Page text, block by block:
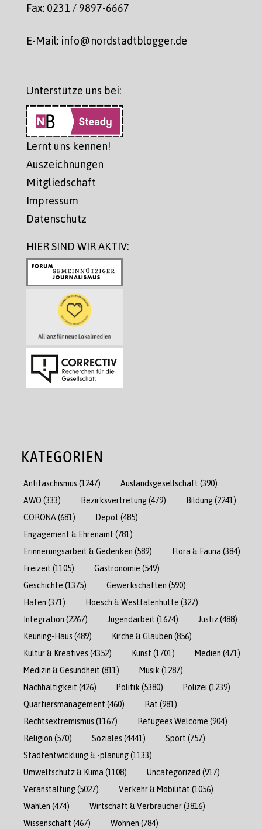
Fax: 0231 / 9897-6667
E-Mail: info@nordstadtblogger.de
Unterstütze uns bei:
Lernt uns kennen!
Auszeichnungen
Mitgliedschaft
Impressum
Datenschutz
HIER SIND WIR AKTIV:
KATEGORIEN
Antifaschismus (1247) Auslandsgesellschaft (390)
AWO (333) Bezirksvertretung(479) Bildung(2241)
CORONA (681) Depot (485)
Engagement & Ehrenamt (781)
Erinnerungsarbeit & Gedenken (589) Flora & Fauna (384)
Freizeit (1105) Gastronomie (549)
Geschichte (1375) Gewerkschaften (590)
Hafen (371) Hoesch & Westfalenhütte (327)
Integration (2267) Jugendarbeit (1674) Justiz(488)
Keuning-Haus (489) Kirche & Glauben (856)
Kultur & Kreatives (4352) Kunst (1701) Medien (471)
Medizin & Gesundheit (811) Musik (1287)
Nachhaltigkeit (426) Politik (5380) Polizei (1239)
Quartiersmanagement (460) Rat (981)
Rechtsextremismus (1167) Refugees Welcome (904)
Religion (570) Soziales (4441) Sport (757)
Stadtentwicklung & -planung(1133)
Umweltschutz & Klima (1108) Uncategorized (917)
Veranstaltung(5027) Verkehr & Mobilität (1056)
Wahlen (474) Wirtschaft & Verbraucher(3816)
Wissenschaft (467) Wohnen (784)